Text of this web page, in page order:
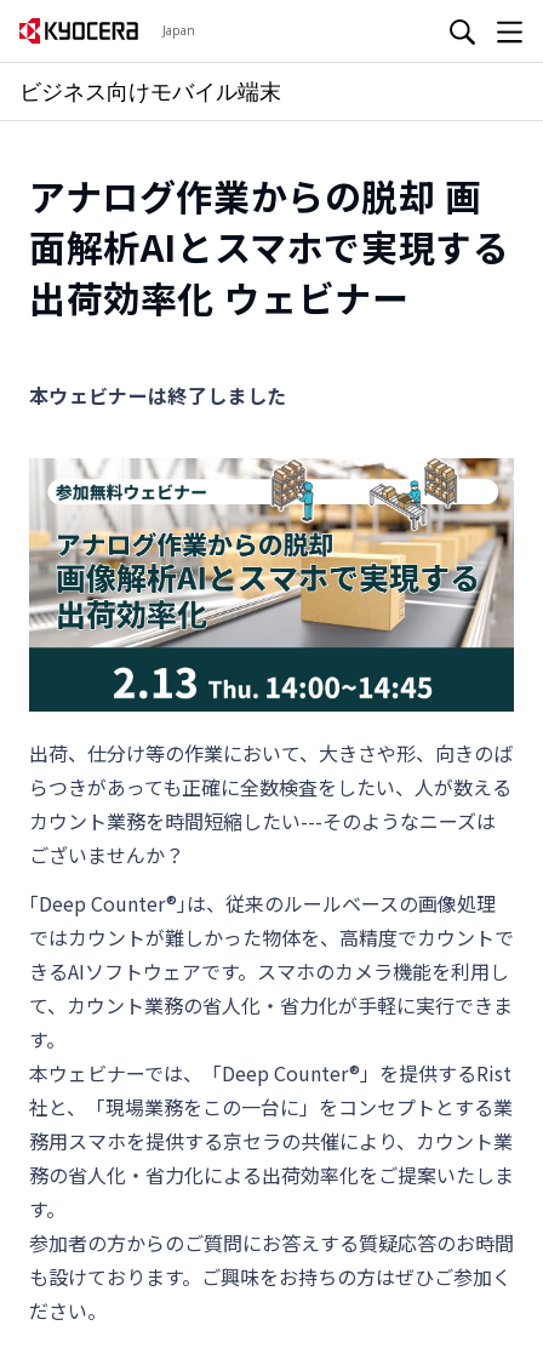
Japan
ビジネス向けモバイル端末
アナログ作業からの脱却 画
面解析AIとスマホで実現する
出荷効率化 ウェビナー
本ウェビナーは終了しました
出荷、仕分け等の作業において、大きさや形、向きのば
らつきがあっても正確に全数検査をしたい、人が数える
カウント業務を時間短縮したい---そのようなニーズは
ございませんか？
｢Deep Counter®｣は、従来のルールベースの画像処理
ではカウントが難しかった物体を、高精度でカウントで
きるAIソフトウェアです。スマホのカメラ機能を利用し
て、カウント業務の省人化・省力化が手軽に実行できま
す。
本ウェビナーでは、「Deep Counter®」を提供するRist
社と、「現場業務をこの一台に」をコンセプトとする業
務用スマホを提供する京セラの共催により、カウント業
務の省人化・省力化による出荷効率化をご提案いたしま
す。
参加者の方からのご質問にお答えする質疑応答のお時間
も設けております。ご興味をお持ちの方はぜひご参加く
ださい。